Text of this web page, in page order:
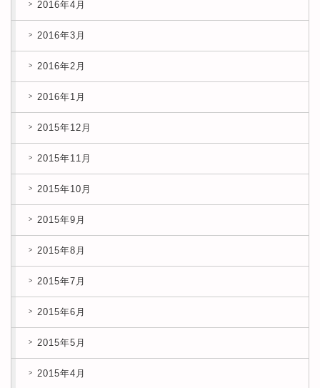
2016年4月
2016年3月
2016年2月
2016年1月
2015年12月
2015年11月
2015年10月
2015年9月
2015年8月
2015年7月
2015年6月
2015年5月
2015年4月